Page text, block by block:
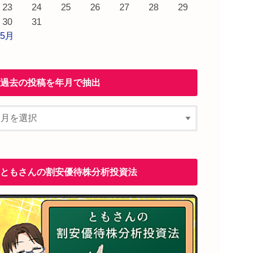
23 24 25 26 27 28
29
30
31
月
過去の投稿を年月で抽出
ともさんの割安優待株分析投資法